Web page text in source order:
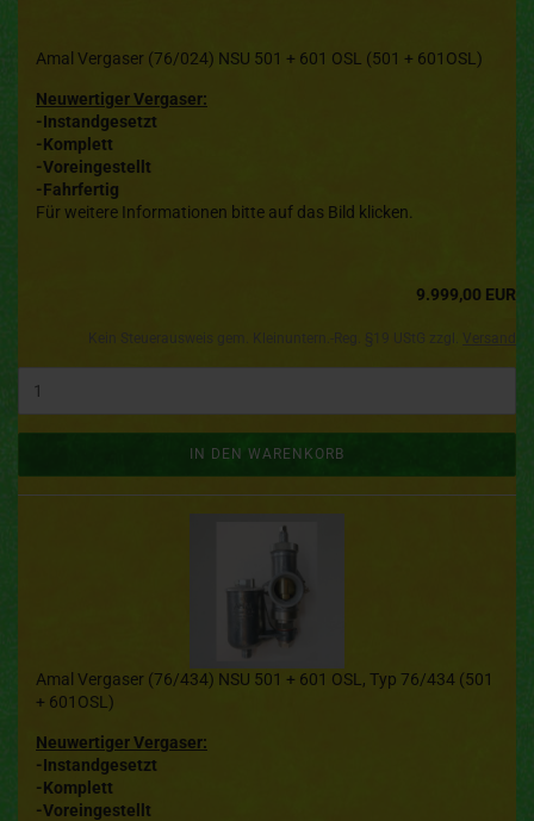
Amal Vergaser (76/024) NSU 501 + 601 OSL (501 + 601OSL)
Neuwertiger Vergaser:
-Instandgesetzt
-Komplett
-Voreingestellt
-Fahrfertig
Für weitere Informationen bitte auf das Bild klicken.
9.999,00 EUR
IN DEN WARENKORB
Amal Vergaser (76/434) NSU 501 + 601 OSL, Typ 76/434 (501
+ 601OSL)
Neuwertiger Vergaser:
-Instandgesetzt
-Komplett
-Voreingestellt